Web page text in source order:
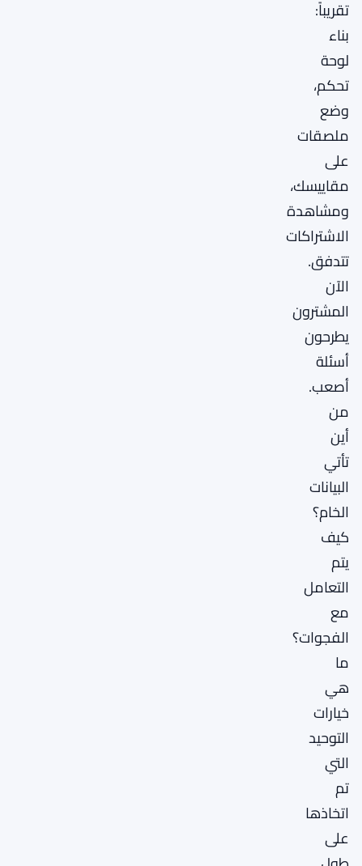
تقريباً:
بناء
لوحة
تحكم،
وضع
ملصقات
على
مقاييسك،
ومشاهدة
الاشتراكات
تتدفق.
الآن
المشترون
يطرحون
أسئلة
أصعب.
من
أين
تأتي
البيانات
الخام؟
كيف
يتم
التعامل
مع
الفجوات؟
ما
هي
خيارات
التوحيد
التي
تم
اتخاذها
على